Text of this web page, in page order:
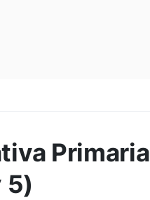
Primaria
5)